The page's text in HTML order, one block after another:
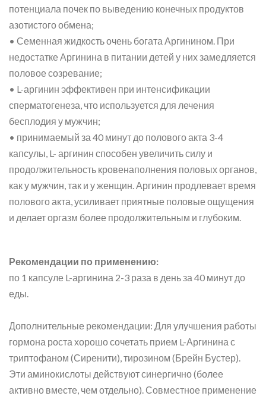
потенциала почек по выведению конечных продуктов
азотистого обмена;
• Семенная жидкость очень богата Аргинином. При
недостатке Аргинина в питании детей у них замедляется
половое созревание;
• L-аргинин эффективен при интенсификации
сперматогенеза, что используется для лечения
бесплодия у мужчин;
• принимаемый за 40 минут до полового акта 3-4
капсулы, L- аргинин способен увеличить силу и
продолжительность кровенаполнения половых органов,
как у мужчин, так и у женщин. Аргинин продлевает время
полового акта, усиливает приятные половые ощущения
и делает оргазм более продолжительным и глубоким.
Рекомендации по применению:
по 1 капсуле L-аргинина 2-3 раза в день за 40 минут до
еды.
Дополнительные рекомендации: Для улучшения работы
гормона роста хорошо сочетать прием L-Аргинина с
триптофаном (Сиренити), тирозином (Брейн Бустер).
Эти аминокислоты действуют синергично (более
активно вместе, чем отдельно). Совместное применение